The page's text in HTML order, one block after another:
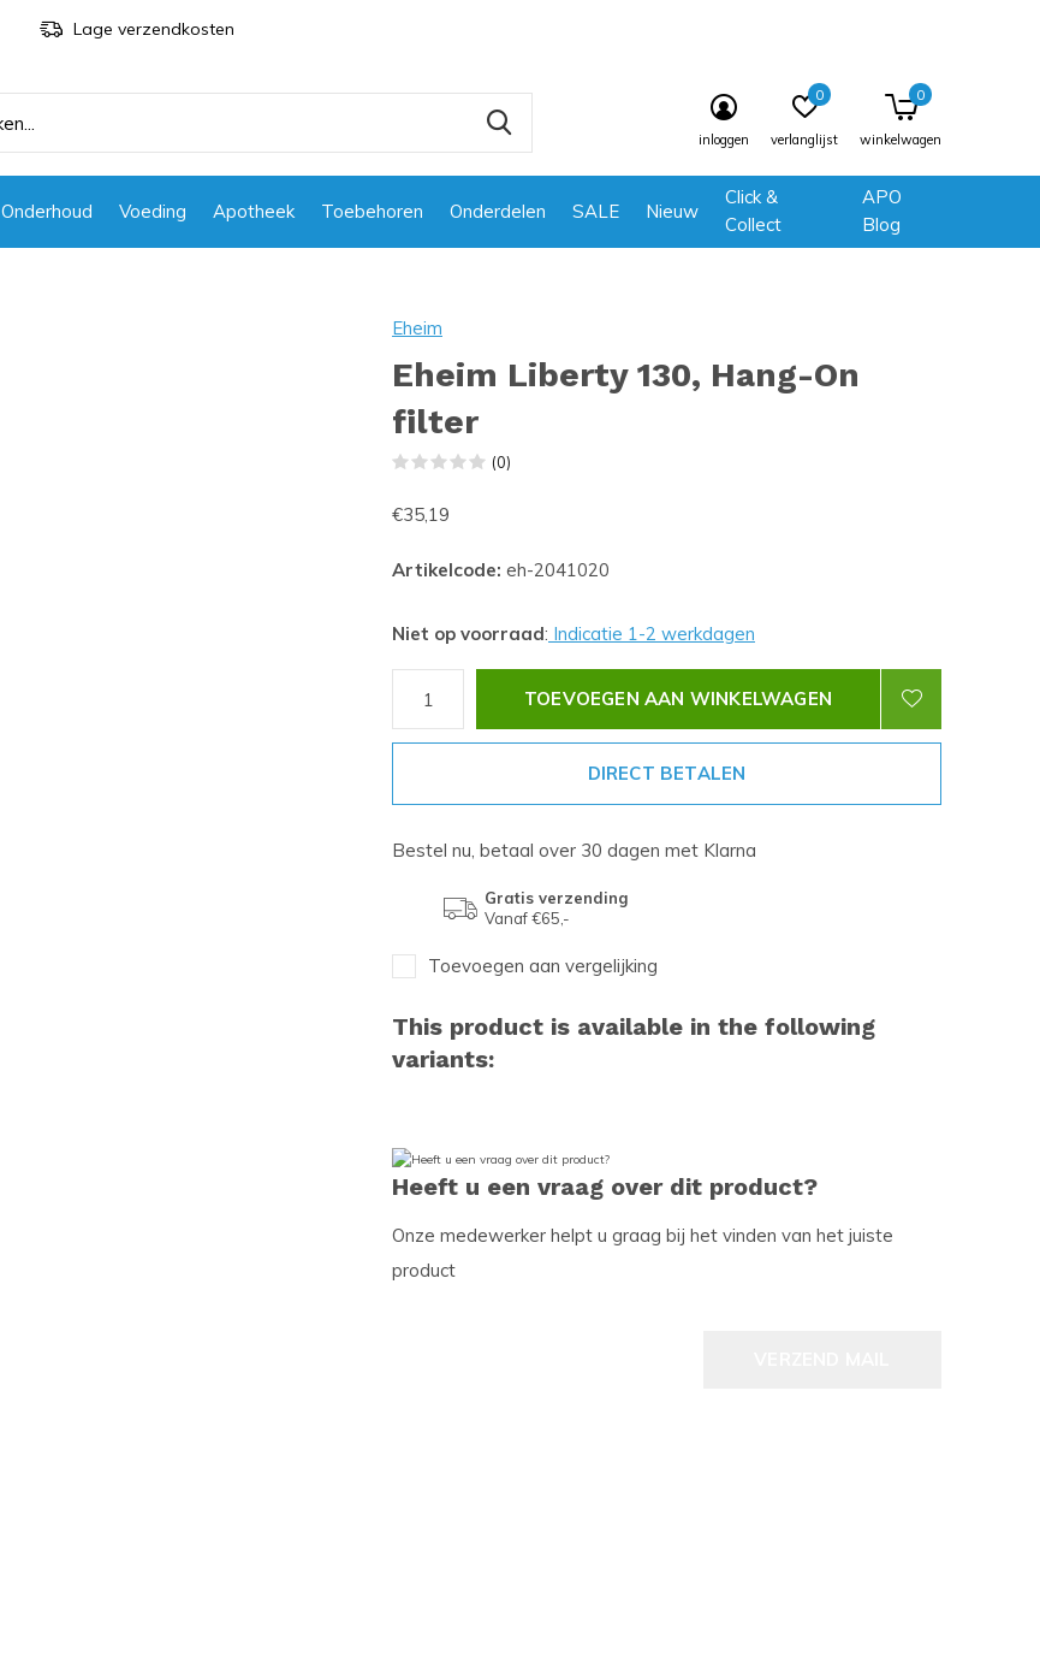
Onderhoud Voeding Apotheek Toebehoren Onderdelen SALE Nieuw
Click &
Collect
APO
Blog
inloggen verlanglijst
0
winkelwagen
0
Lage verzendkosten
Eheim
Eheim Liberty 130, Hang-On
filter
(0)
€35,19
Artikelcode: eh-2041020
Niet op voorraad: Indicatie 1-2 werkdagen
TOEVOEGEN AAN WINKELWAGEN
DIRECT BETALEN
Bestel nu, betaal over 30 dagen met Klarna
Gratis verzending
Vanaf €65,-
Toevoegen aan vergelijking
This product is available in the following
variants:
Heeft u een vraag over dit product?
Onze medewerker helpt u graag bij het vinden van het juiste
product